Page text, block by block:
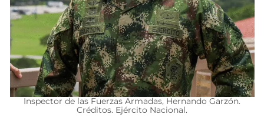
Inspector de las Fuerzas Armadas, Hernando Garzón.
Créditos. Ejército Nacional.